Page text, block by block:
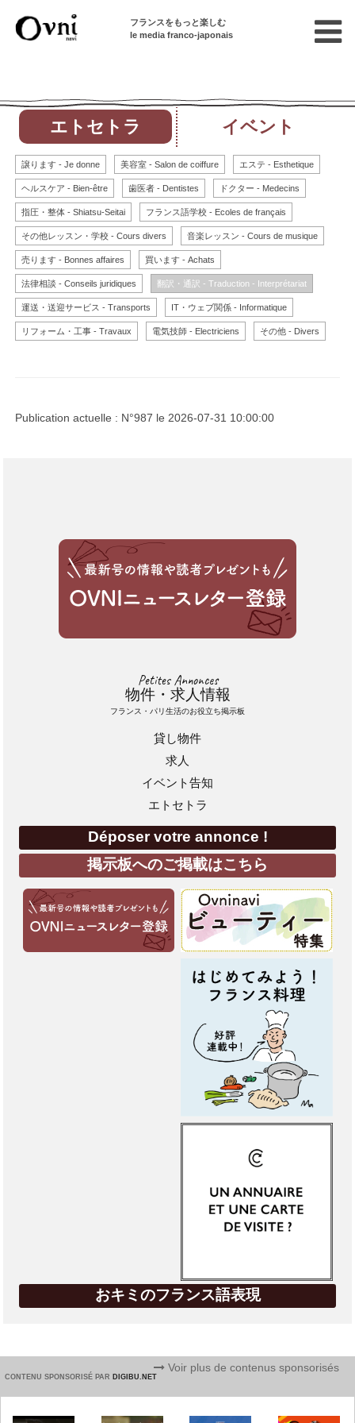
フランスをもっと楽しむ
le media franco-japonais
エトセトラ イベント
譲ります - Je donne 美容室 - Salon de coiffure エステ - Esthetique
ヘルスケア - Bien-être 歯医者 - Dentistes ドクター - Medecins
指圧・整体 - Shiatsu-Seitai フランス語学校 - Ecoles de français
その他レッスン・学校 - Cours divers 音楽レッスン - Cours de musique
売ります - Bonnes affaires 買います - Achats
法律相談 - Conseils juridiques 翻訳・通訳 - Traduction - Interprétariat
運送・送迎サービス - Transports IT・ウェブ関係 - Informatique
リフォーム・工事 - Travaux 電気技師 - Electriciens その他 - Divers
Publication actuelle : N°987 le 2026-07-31 10:00:00
Petites Annonces
物件・求人情報
フランス・パリ生活のお役立ち掲示板
貸し物件
求人
イベント告知
エトセトラ
Déposer votre annonce !
掲示板へのご掲載はこちら
おキミのフランス語表現
CONTENU SPONSORISÉ PAR DIGIBU.NET
Voir plus de contenus sponsorisés